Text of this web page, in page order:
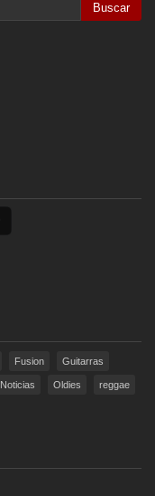
Buscar
Fusion Guitarras
Noticias Oldies reggae